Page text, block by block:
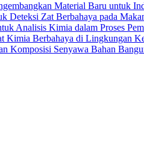
Material Baru untuk
Deteksi Zat Berbahaya pada
Analisis Kimia dalam Proses
Kimia Berbahaya di Lingkungan
Komposisi Senyawa Bahan